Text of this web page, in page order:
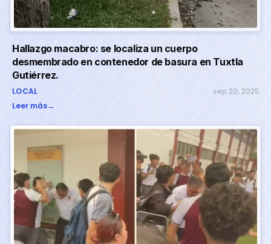
Hallazgo macabro: se localiza un cuerpo
desmembrado en contenedor de basura en Tuxtla
Gutiérrez.
LOCAL sep 20, 2025
Leer más→